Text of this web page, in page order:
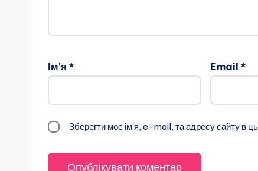
Ім'я * Email *
Зберегти моє ім'я, e-mail, та адресу сайту в